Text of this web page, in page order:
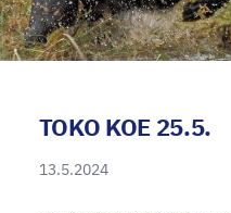
TOKO KOE 25.5.
13.5.2024